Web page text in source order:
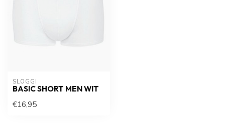
SLOGGI
BASIC SHORT MEN WIT
€16,95